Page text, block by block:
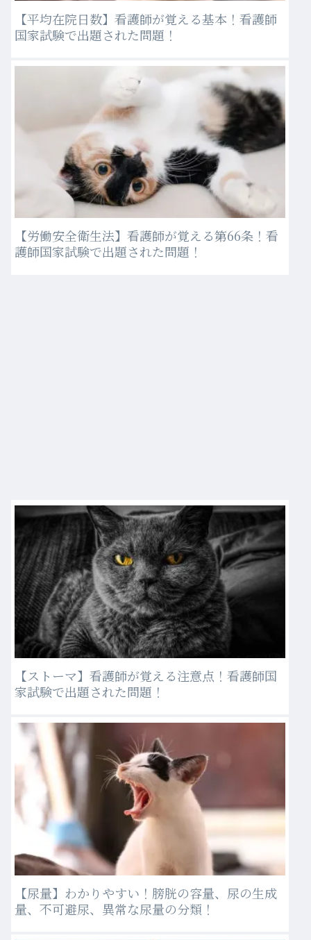
【平均在院日数】看護師が覚える基本！看護師
国家試験で出題された問題！
【労働安全衛生法】看護師が覚える第66条！看
護師国家試験で出題された問題！
【ストーマ】看護師が覚える注意点！看護師国
家試験で出題された問題！
【尿量】わかりやすい！膀胱の容量、尿の生成
量、不可避尿、異常な尿量の分類！